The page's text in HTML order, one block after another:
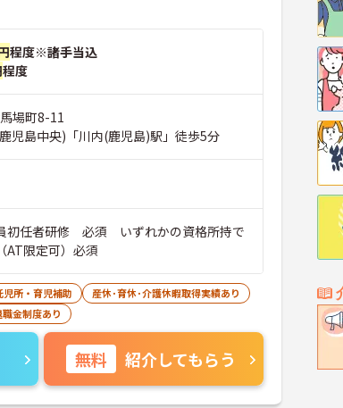
程度※諸手当込
程度
場町8-11
児島中央)「川内(鹿児島)駅」徒歩5分
初任者研修 必須 いずれかの資格所持で
限定可）必須
児所・育児補助
産休･育休･介護休暇取得実績あり
職金制度あり
無料 紹介してもらう